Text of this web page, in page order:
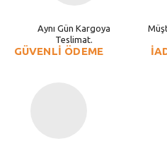
Aynı Gün Kargoya
Teslimat.
GÜVENLİ ÖDEME